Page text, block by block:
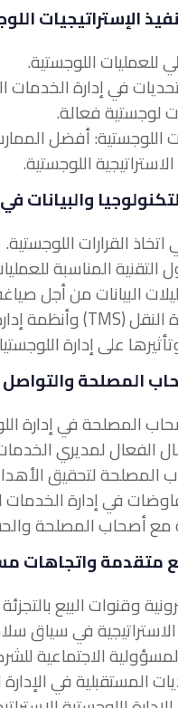
الإستراتيجيات
والبيانات
المصلحة والتواصل
واتجاهات